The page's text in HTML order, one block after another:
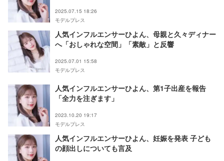
2025.07.15 18:26
モデルプレス
人気インフルエンサーひよん、母親と久々ディナー
へ「おしゃれな空間」「素敵」と反響
2025.07.01 15:58
モデルプレス
人気インフルエンサーひよん、第1子出産を報告
「全力を注ぎます」
2023.10.20 19:17
モデルプレス
人気インフルエンサーひよん、妊娠を発表 子ども
の顔出しについても言及